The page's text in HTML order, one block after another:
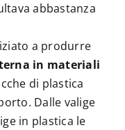
abbastanza
a produrre
in materiali
di plastica
Dalle valige
in plastica le